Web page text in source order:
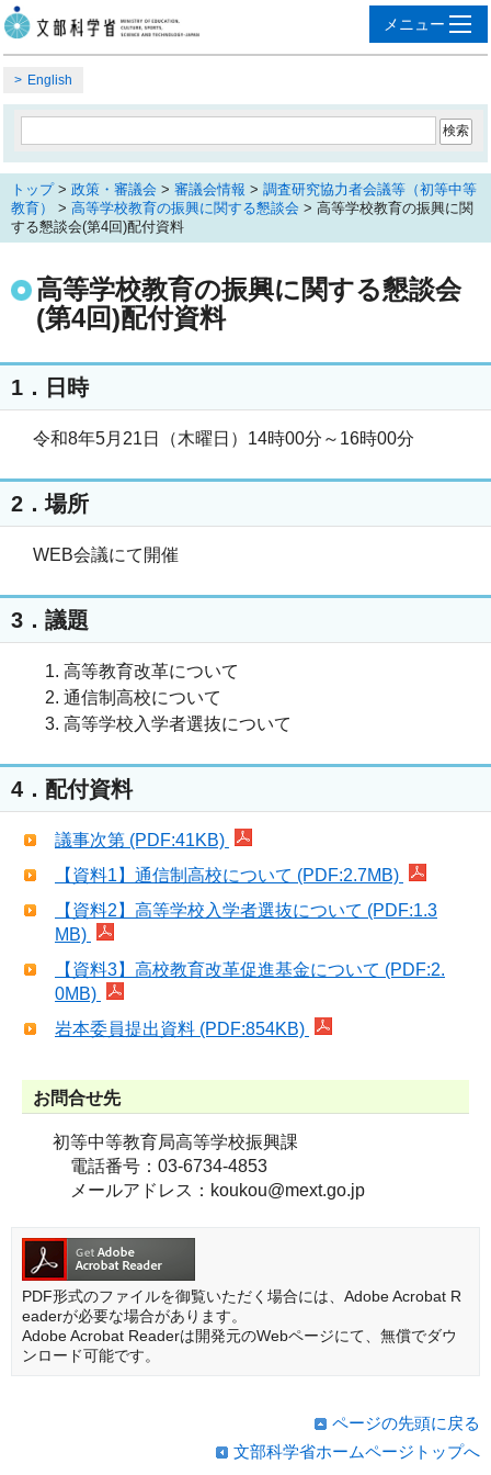
English
トップ> 政策・審議会 > 審議会情報 > 調査研究協力者会議等（初等中等
教育）
> 高等学校教育の振興に関する懇談会 > 高等学校教育の振興に関
する懇談会(第4回)配付資料
高等学校教育の振興に関する懇談会
(第4回)配付資料
1．日時
令和8年5月21日（木曜日）14時00分～16時00分
2．場所
WEB会議にて開催
3．議題
高等教育改革について
通信制高校について
高等学校入学者選抜について
4．配付資料
議事次第 (PDF:41KB)
【資料1】通信制高校について (PDF:2.7MB)
【資料2】高等学校入学者選抜について (PDF:1.3
MB)
【資料3】⾼校教育改⾰促進基⾦について (PDF:2.
0MB)
岩本委員提出資料 (PDF:854KB)
お問合せ先
初等中等教育局高等学校振興課
電話番号：03-6734-4853
メールアドレス：koukou@mext.go.jp
PDF形式のファイルを御覧いただく場合には、Adobe Acrobat R
eaderが必要な場合があります。
Adobe Acrobat Readerは開発元のWebページにて、無償でダウ
ンロード可能です。
ページの先頭に戻る
文部科学省ホームページトップへ